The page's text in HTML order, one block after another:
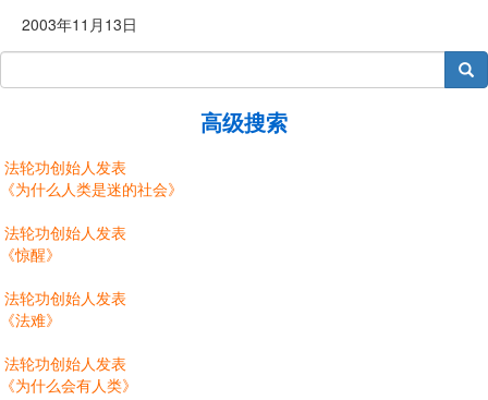
2003年11月13日
搜索
高级搜索
法轮功创始人发表
《为什么人类是迷的社会》
法轮功创始人发表
《惊醒》
法轮功创始人发表
《法难》
法轮功创始人发表
《为什么会有人类》